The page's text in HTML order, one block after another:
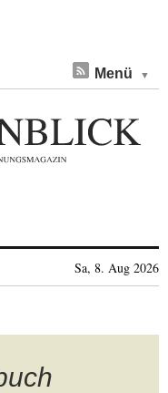
Menü
Sa, 8. Aug 2026